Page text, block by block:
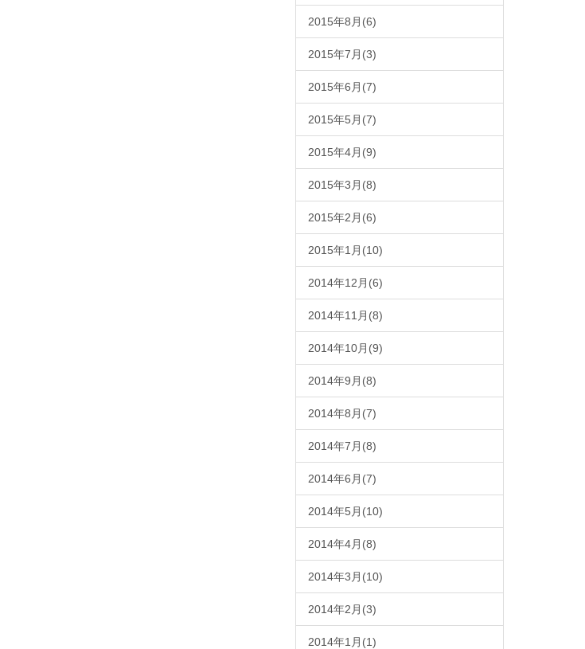
2015年8月(6)
2015年7月(3)
2015年6月(7)
2015年5月(7)
2015年4月(9)
2015年3月(8)
2015年2月(6)
2015年1月(10)
2014年12月(6)
2014年11月(8)
2014年10月(9)
2014年9月(8)
2014年8月(7)
2014年7月(8)
2014年6月(7)
2014年5月(10)
2014年4月(8)
2014年3月(10)
2014年2月(3)
2014年1月(1)